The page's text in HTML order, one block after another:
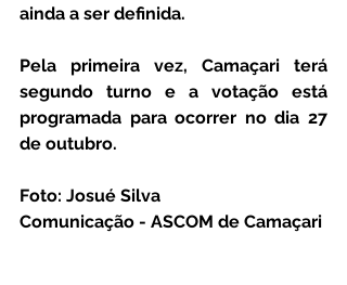
ainda a ser definida.
Pela primeira vez, Camaçari terá
segundo turno e a votação está
programada para ocorrer no dia 27
de outubro.
Foto: Josué Silva
Comunicação - ASCOM de Camaçari